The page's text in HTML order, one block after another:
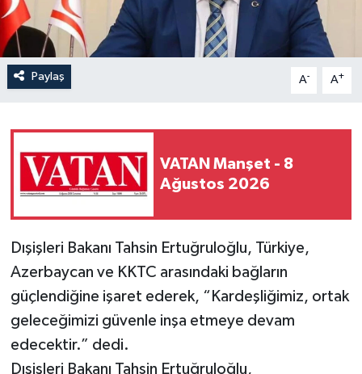
Paylaş A- A+
VATAN Manşet - 8
Ağustos 2026
Dışişleri Bakanı Tahsin Ertuğruloğlu, Türkiye,
Azerbaycan ve KKTC arasındaki bağların
güçlendiğine işaret ederek, “Kardeşliğimiz, ortak
geleceğimizi güvenle inşa etmeye devam
edecektir.” dedi.
Dışişleri Bakanı Tahsin Ertuğruloğlu,